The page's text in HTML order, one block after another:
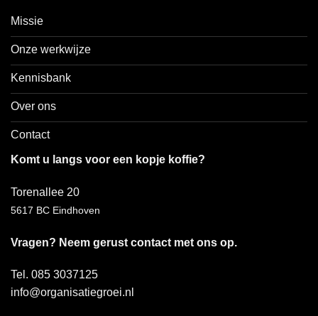
Missie
Onze werkwijze
Kennisbank
Over ons
Contact
Komt u langs voor een kopje koffie?
Torenallee 20
5617 BC Eindhoven
Vragen? Neem gerust contact met ons op.
Tel. 085 3037125
info@organisatiegroei.nl